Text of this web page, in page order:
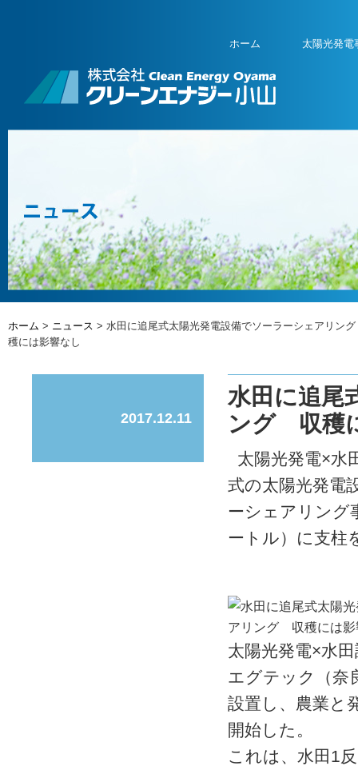
ホーム 太陽光発電
ホーム > ニュース > 水田に追尾式太陽光発電設備でソーラーシェアリン
穫には影響なし
2017.12.11
水田に追尾
ング 収穫
太陽光発電×水
式の太陽光発電
ーシェアリング
ートル）に支
太陽光発電×水
エグテック（奈
設置し、農業と
開始した。
これは、水田1